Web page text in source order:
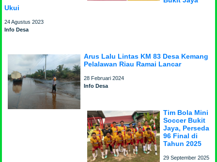
Ukui
24 Agustus 2023
Info Desa
Arus Lalu Lintas KM 83 Desa Kemang
Pelalawan Riau Ramai Lancar
28 Februari 2024
Info Desa
Tim Bola Mini
Soccer Bukit
Jaya, Perseda
96 Final di
Tahun 2025
29 September 2025